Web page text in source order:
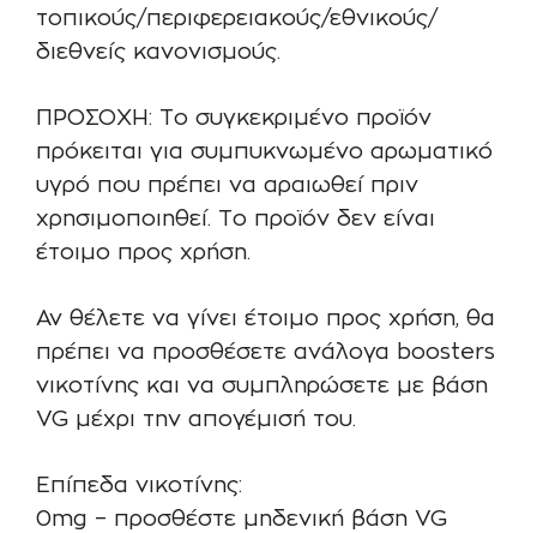
τοπικούς/περιφερειακούς/εθνικούς/
διεθνείς κανονισμούς.
ΠΡΟΣΟΧΗ: Το συγκεκριμένο προϊόν
πρόκειται για συμπυκνωμένο αρωματικό
υγρό που πρέπει να αραιωθεί πριν
χρησιμοποιηθεί. Το προϊόν δεν είναι
έτοιμο προς χρήση.
Αν θέλετε να γίνει έτοιμο προς χρήση, θα
πρέπει να προσθέσετε ανάλογα boosters
νικοτίνης και να συμπληρώσετε με βάση
VG μέχρι την απογέμισή του.
Επίπεδα νικοτίνης:
0mg – προσθέστε μηδενική βάση VG